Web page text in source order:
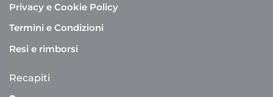
Privacy e Cookie Policy
Termini e Condizioni
Resi e rimborsi
Recapiti